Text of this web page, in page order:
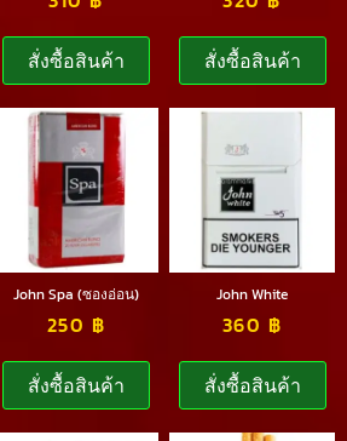
สั่งซื้อสินค้า สั่งซื้อสินค้า
John Spa (ซองอ่อน)
250 ฿
สั่งซื้อสินค้า
John White
360 ฿
สั่งซื้อสินค้า